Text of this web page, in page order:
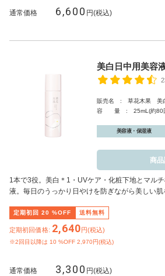
通常価格 6,600 円(税込)
美白日中用美容
販売名 : 草花木果 美
容 量 : 25mL(約80
美容液・保湿液
商
1本で3役。美白 ＊1 ・UVケア・化粧下地とマル
液。毎日のうっかり日やけを防ぎながら美しい
定期初回 20 %OFF 送料無料
定期初回価格: 2,640円(税込)
※2回目以降は 10 %OFF 2,970円(税込)
通常価格 3,300 円(税込)